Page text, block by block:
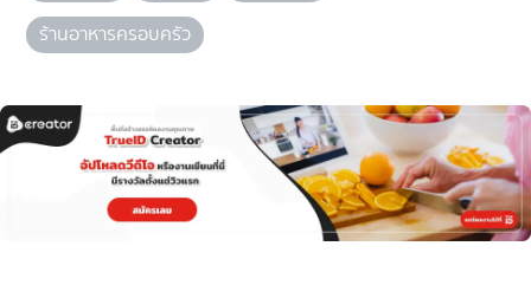
ร้านอาหารครอบครัว